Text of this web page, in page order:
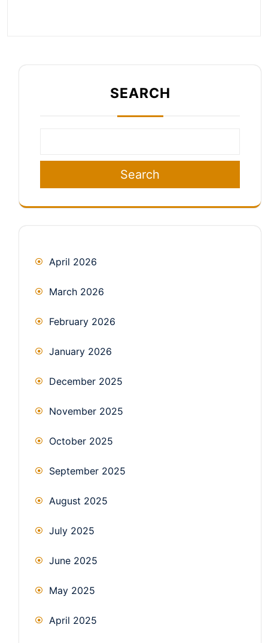
SEARCH
Search
April 2026
March 2026
February 2026
January 2026
December 2025
November 2025
October 2025
September 2025
August 2025
July 2025
June 2025
May 2025
April 2025